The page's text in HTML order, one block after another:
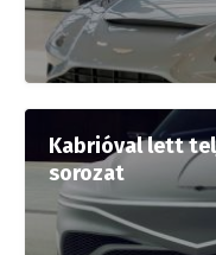
Kabrióval lett
sorozat